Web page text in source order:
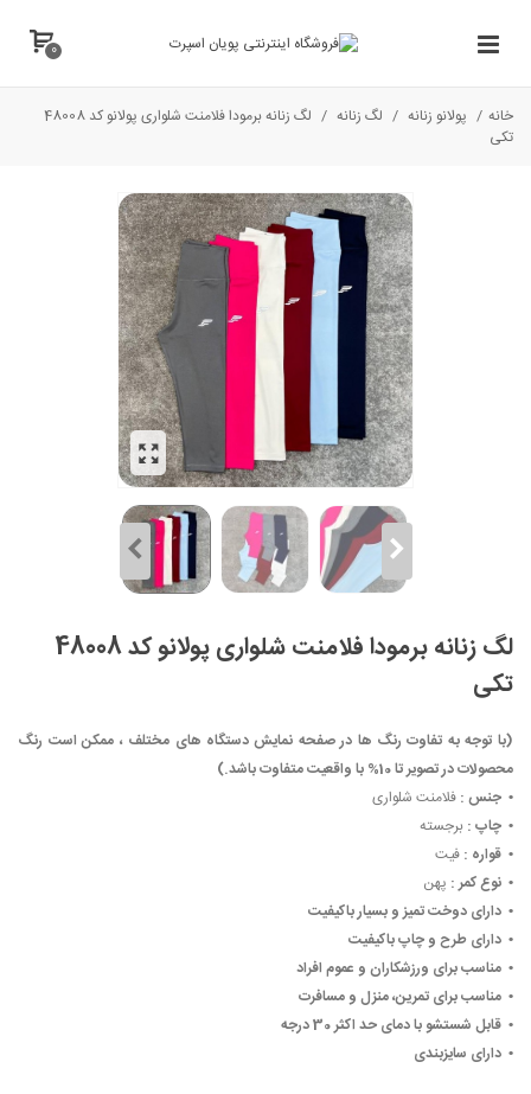
0
خانه / پولانو زنانه / لگ زنانه /
لگ زنانه برمودا فلامنت شلواری پولانو کد 48008
تکی
لگ زنانه برمودا فلامنت شلواری پولانو کد 48008
تکی
(با توجه به تفاوت رنگ ها در صفحه نمایش دستگاه های مختلف ، ممکن است رنگ
محصولات در تصویر تا 10% با واقعیت متفاوت باشد.)
• ‏ جنس : فلامنت شلواری
• ‏ چاپ : برجسته
• ‏ قواره : فیت
• ‏ نوع کمر : پهن
• ‏ دارای دوخت تمیز و بسیار باکیفیت
• ‏ دارای طرح و چاپ باکیفیت
• ‏ مناسب برای ورزشکاران و عموم افراد
• ‏ مناسب برای تمرین، منزل و مسافرت
• ‏ قابل شستشو با دمای حد اکثر 30 درجه
• ‏ دارای سایزبندی